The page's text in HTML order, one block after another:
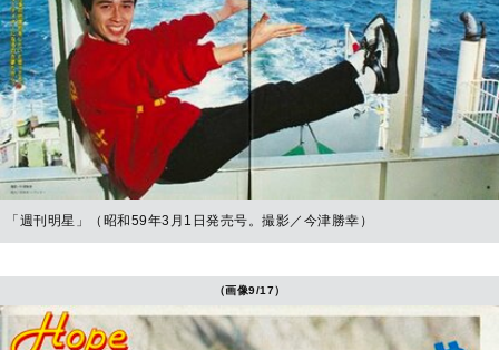
「週刊明星」（昭和59年3月1日発売号。撮影／今津勝幸）
（画像9/17）